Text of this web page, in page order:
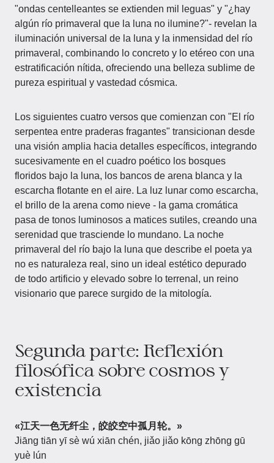
"ondas centelleantes se extienden mil leguas" y "¿hay
algún río primaveral que la luna no ilumine?"- revelan la
iluminación universal de la luna y la inmensidad del río
primaveral, combinando lo concreto y lo etéreo con una
estratificación nítida, ofreciendo una belleza sublime de
pureza espiritual y vastedad cósmica.
Los siguientes cuatro versos que comienzan con "El río
serpentea entre praderas fragantes" transicionan desde
una visión amplia hacia detalles específicos, integrando
sucesivamente en el cuadro poético los bosques
floridos bajo la luna, los bancos de arena blanca y la
escarcha flotante en el aire. La luz lunar como escarcha,
el brillo de la arena como nieve - la gama cromática
pasa de tonos luminosos a matices sutiles, creando una
serenidad que trasciende lo mundano. La noche
primaveral del río bajo la luna que describe el poeta ya
no es naturaleza real, sino un ideal estético depurado
de todo artificio y elevado sobre lo terrenal, un reino
visionario que parece surgido de la mitología.
Segunda parte: Reflexión
filosófica sobre cosmos y
existencia
«江天一色无纤尘，皎皎空中孤月轮。»
Jiāng tiān yī sè wú xiān chén, jiǎo jiǎo kōng zhōng gū
yuè lún